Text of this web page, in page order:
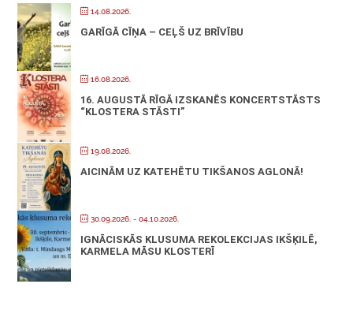
14.08.2026.
GARĪGĀ CĪŅA – CEĻŠ UZ BRĪVĪBU
16.08.2026.
16. AUGUSTĀ RĪGĀ IZSKANĒS KONCERTSTĀSTS
“KLOSTERA STĀSTI”
19.08.2026.
AICINĀM UZ KATEHĒTU TIKŠANOS AGLONĀ!
30.09.2026. - 04.10.2026.
IGNĀCISKĀS KLUSUMA REKOLEKCIJAS IKŠĶILĒ,
KARMELA MĀSU KLOSTERĪ